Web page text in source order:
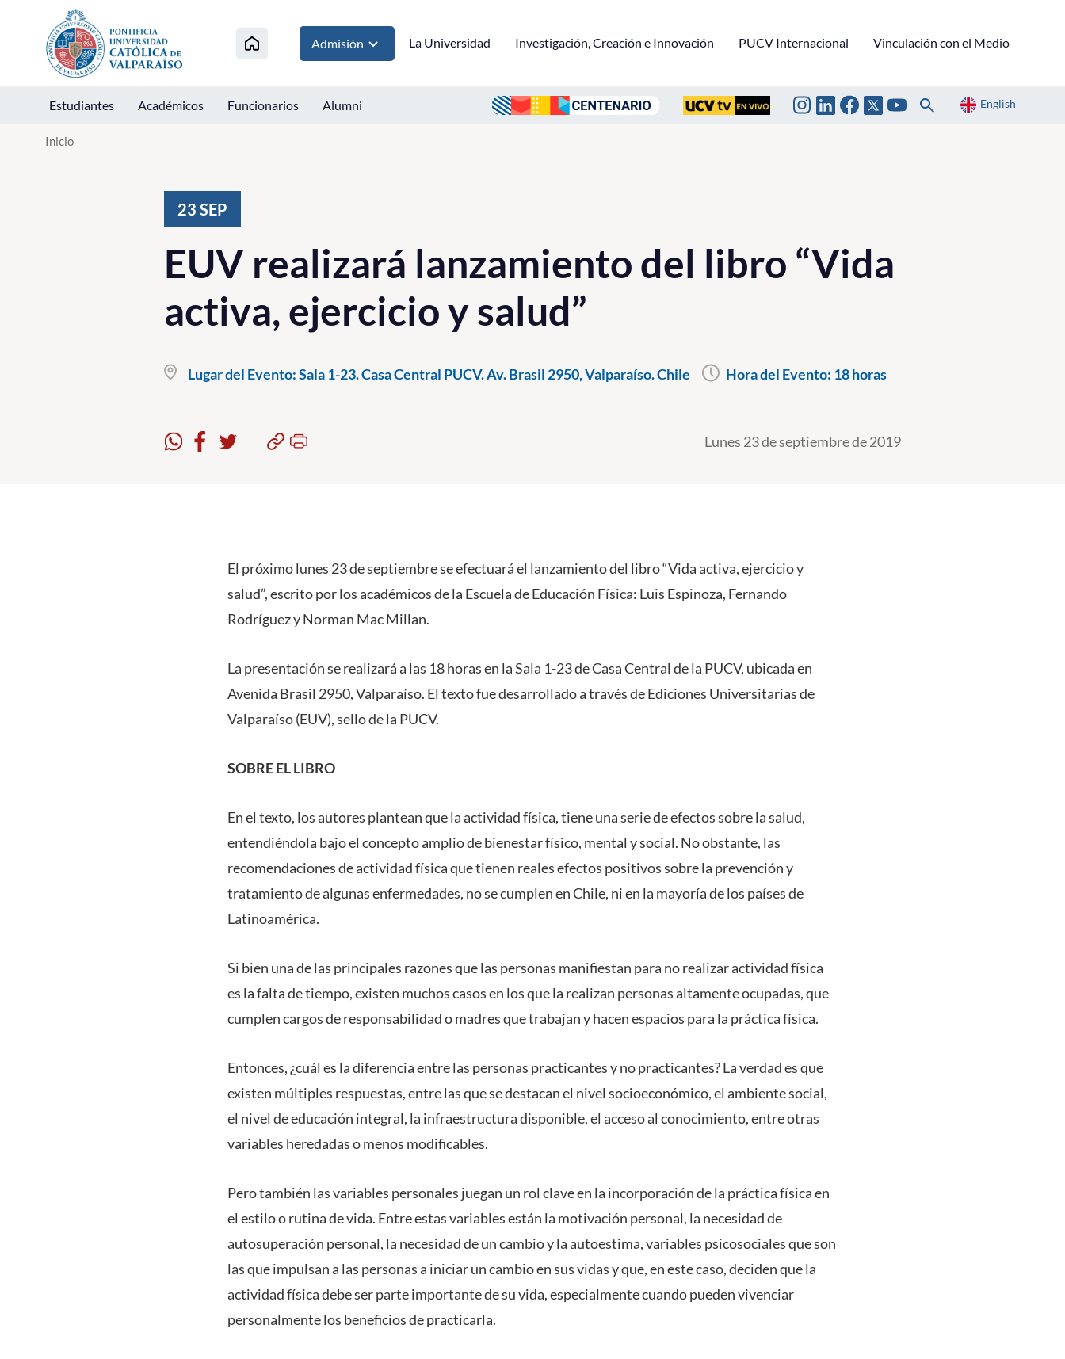
Click acá para ir directamente al contenido
Admisión La Universidad Investigación, Creación e Innovación PUCV Internacional Vinculación con el Medio
Estudiantes Académicos Funcionarios Alumni English
Inicio
23 SEP
EUV realizará lanzamiento del libro “Vida
activa, ejercicio y salud”
Lugar del Evento:Sala 1-23. Casa Central PUCV. Av. Brasil 2950, Valparaíso. Chile Hora del Evento: 18 horas
Lunes 23 de septiembre de 2019
El próximo lunes 23 de septiembre se efectuará el lanzamiento del libro “Vida activa, ejercicio y
salud”, escrito por los académicos de la Escuela de Educación Física: Luis Espinoza, Fernando
Rodríguez y Norman Mac Millan.
La presentación se realizará a las 18 horas en la Sala 1-23 de Casa Central de la PUCV, ubicada en
Avenida Brasil 2950, Valparaíso. El texto fue desarrollado a través de Ediciones Universitarias de
Valparaíso (EUV), sello de la PUCV.
SOBRE EL LIBRO
En el texto, los autores plantean que la actividad física, tiene una serie de efectos sobre la salud,
entendiéndola bajo el concepto amplio de bienestar físico, mental y social. No obstante, las
recomendaciones de actividad física que tienen reales efectos positivos sobre la prevención y
tratamiento de algunas enfermedades, no se cumplen en Chile, ni en la mayoría de los países de
Latinoamérica.
Si bien una de las principales razones que las personas manifiestan para no realizar actividad física
es la falta de tiempo, existen muchos casos en los que la realizan personas altamente ocupadas, que
cumplen cargos de responsabilidad o madres que trabajan y hacen espacios para la práctica física.
Entonces, ¿cuál es la diferencia entre las personas practicantes y no practicantes? La verdad es que
existen múltiples respuestas, entre las que se destacan el nivel socioeconómico, el ambiente social,
el nivel de educación integral, la infraestructura disponible, el acceso al conocimiento, entre otras
variables heredadas o menos modificables.
Pero también las variables personales juegan un rol clave en la incorporación de la práctica física en
el estilo o rutina de vida. Entre estas variables están la motivación personal, la necesidad de
autosuperación personal, la necesidad de un cambio y la autoestima, variables psicosociales que son
las que impulsan a las personas a iniciar un cambio en sus vidas y que, en este caso, deciden que la
actividad física debe ser parte importante de su vida, especialmente cuando pueden vivenciar
personalmente los beneficios de practicarla.